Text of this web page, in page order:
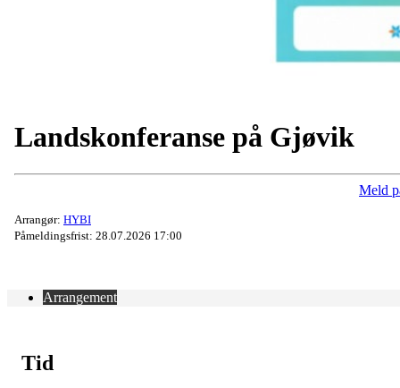
Landskonferanse på Gjøvik
Arrangør: HYBI
Påmeldingsfrist: 28.07.2026 17:00
Meld
Arrangement
Tid